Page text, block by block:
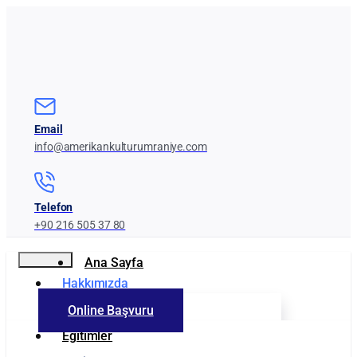
Email
info@amerikankulturumraniye.com
Telefon
+90 216 505 37 80
Ana Sayfa
Hakkımızda
Kurumumuz
Eğitimler
Online Başvuru